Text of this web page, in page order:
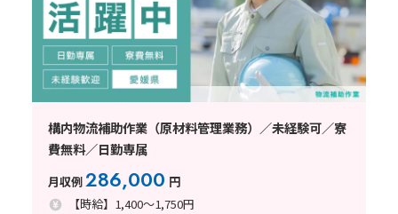
構内物流補助作業（原材料管理業務）／未経験可／寮
費無料／日勤専属
月収例286,000 円
【時給】1,400～1,750円